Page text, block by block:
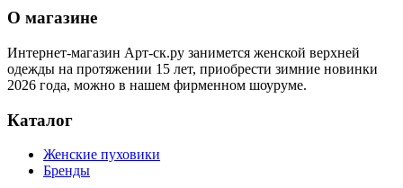
О магазине
Интернет-магазин Арт-ск.ру занимется женской верхней
одежды на протяжении 15 лет, приобрести зимние новинки
2026 года, можно в нашем фирменном шоуруме.
Каталог
Женские пуховики
Бренды